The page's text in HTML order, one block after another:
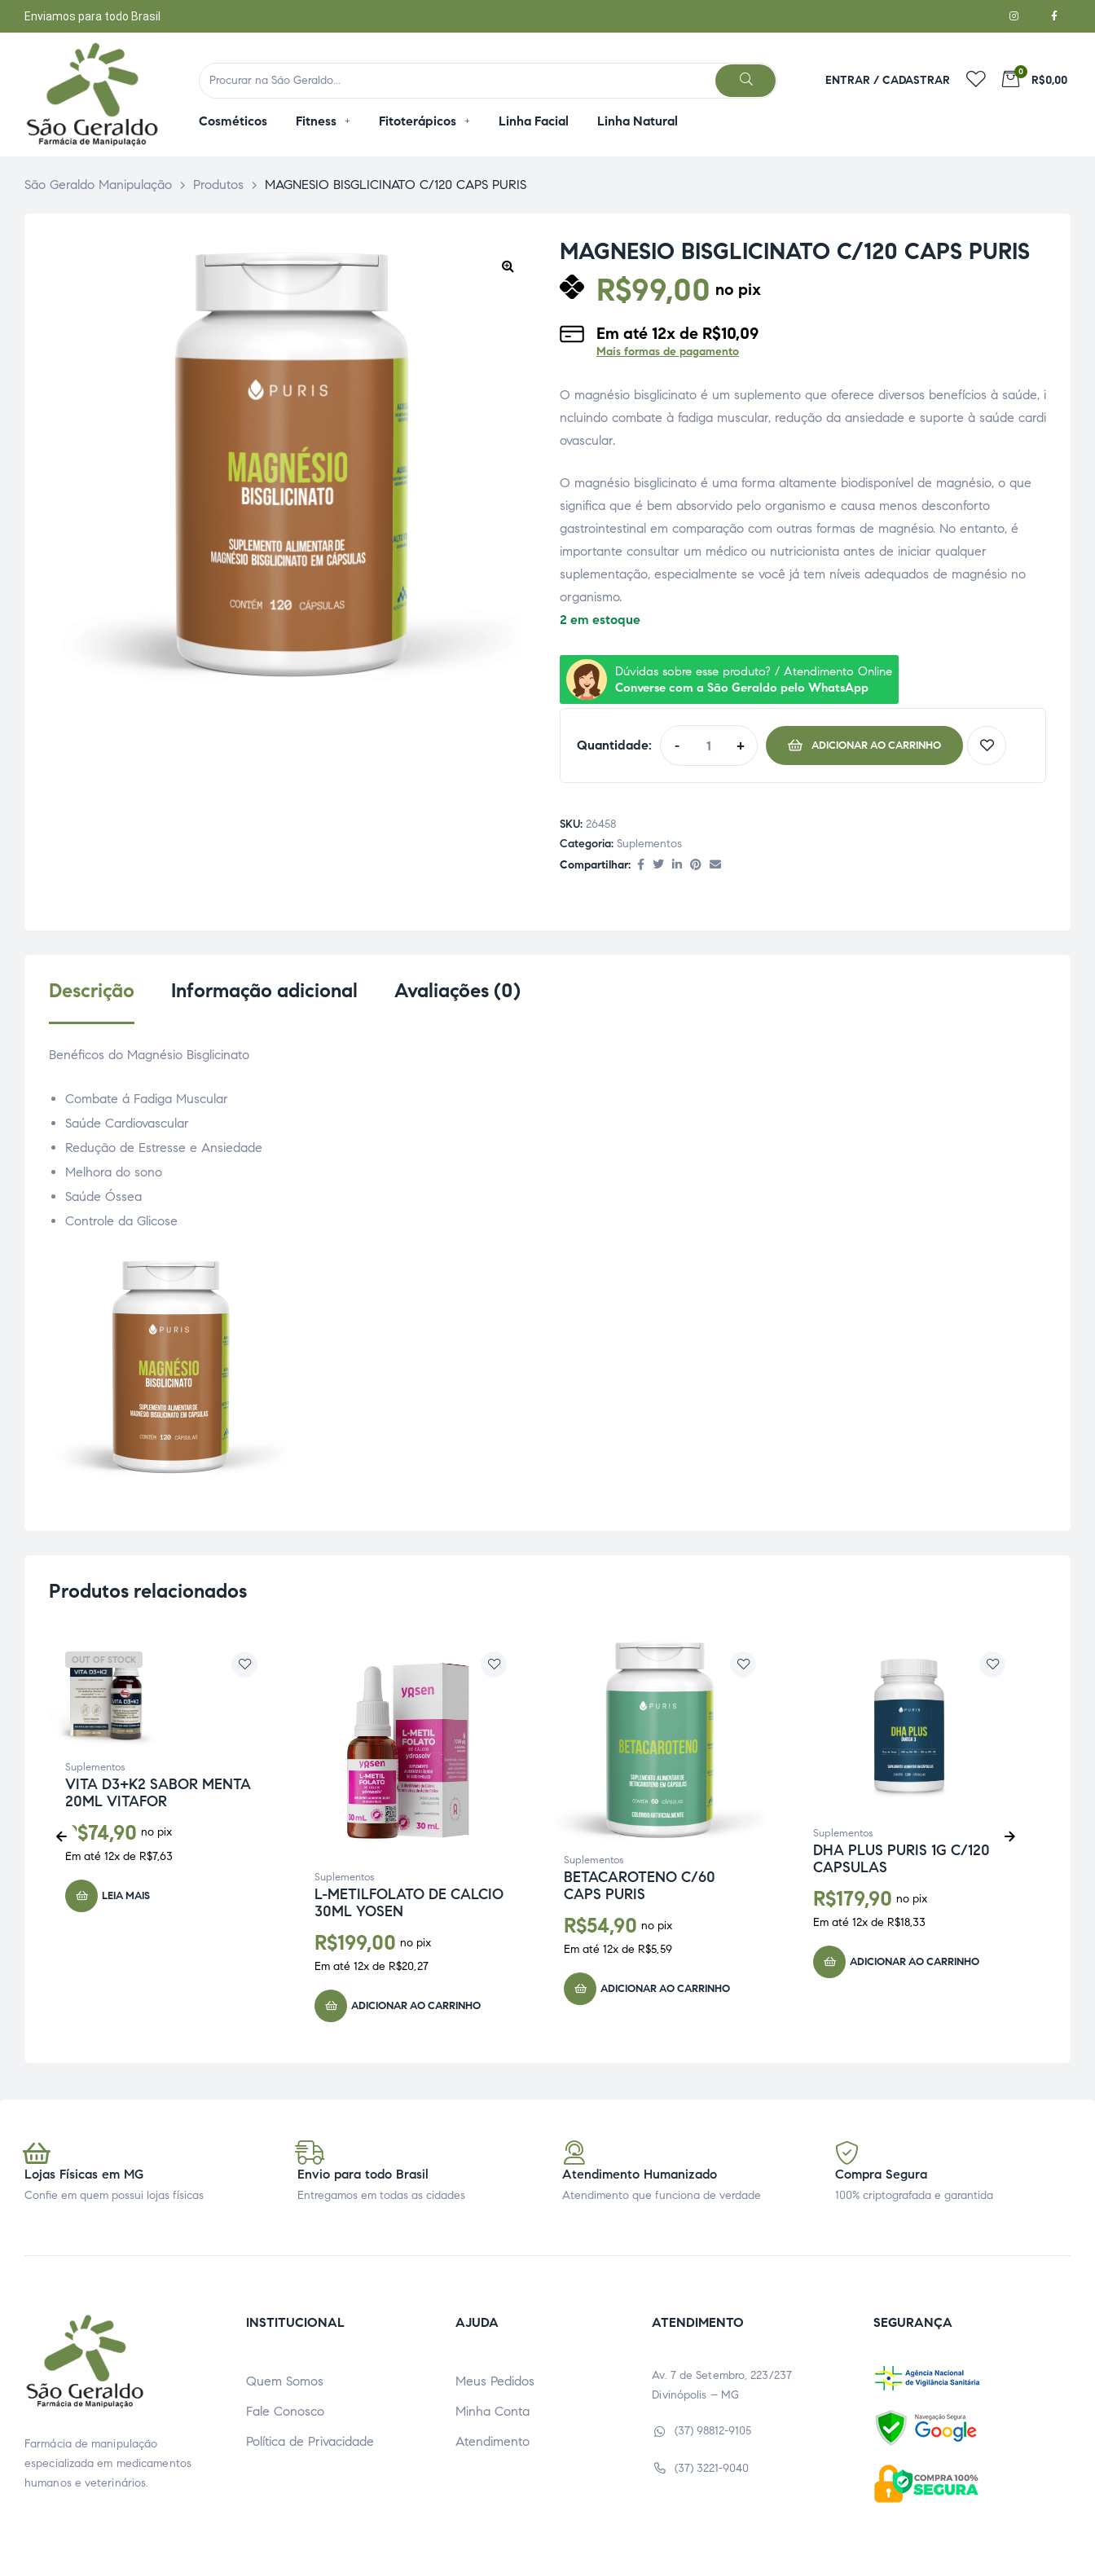
Enviamos para todo Brasil
ENTRAR / CADASTRAR
0
R$0,00
Cosméticos Fitness Fitoterápicos Linha Facial Linha Natural
São Geraldo Manipulação > Produtos > MAGNESIO BISGLICINATO C/120 CAPS PURIS
MAGNESIO BISGLICINATO C/120 CAPS PURIS
R$99,00 no pix
Em até 12x de R$10,09
Mais formas de pagamento
O magnésio bisglicinato é um suplemento que oferece diversos benefícios à saúde, i
ncluindo combate à fadiga muscular, redução da ansiedade e suporte à saúde cardi
ovascular.
O magnésio bisglicinato é uma forma altamente biodisponível de magnésio, o que
significa que é bem absorvido pelo organismo e causa menos desconforto
gastrointestinal em comparação com outras formas de magnésio. No entanto, é
importante consultar um médico ou nutricionista antes de iniciar qualquer
suplementação, especialmente se você já tem níveis adequados de magnésio no
organismo.
2 em estoque
Dúvidas sobre esse produto? / Atendimento Online
Converse com a São Geraldo pelo WhatsApp
Quantidade: - + ADICIONAR AO CARRINHO
SKU: 26458
Categoria: Suplementos
Compartilhar:
Descrição Informação adicional Avaliações (0)
Benéficos do Magnésio Bisglicinato
Combate á Fadiga Muscular
Saúde Cardiovascular
Redução de Estresse e Ansiedade
Melhora do sono
Saúde Óssea
Controle da Glicose
Produtos relacionados
OUT OF STOCK
Suplementos
VITA D3+K2 SABOR MENTA
20ML VITAFOR
R$74,90 no pix
Em até 12x de R$7,63
LEIA MAIS
Suplementos
L-METILFOLATO DE CALCIO
30ML YOSEN
R$199,00 no pix
Em até 12x de R$20,27
ADICIONAR AO CARRINHO
Suplementos
BETACAROTENO C/60
CAPS PURIS
R$54,90 no pix
Em até 12x de R$5,59
ADICIONAR AO CARRINHO
Suplementos
DHA PLUS PURIS 1G C/120
CAPSULAS
R$179,90 no pix
Em até 12x de R$18,33
ADICIONAR AO CARRINHO
Lojas Físicas em MG
Confie em quem possui lojas físicas
Envio para todo Brasil
Entregamos em todas as cidades
Atendimento Humanizado
Atendimento que funciona de verdade
Compra Segura
100% criptografada e garantida
Farmácia de manipulação
especializada em medicamentos
humanos e veterinários.
INSTITUCIONAL
Quem Somos
Fale Conosco
Política de Privacidade
AJUDA
Meus Pedidos
Minha Conta
Atendimento
ATENDIMENTO
Av. 7 de Setembro, 223/237
Divinópolis – MG
(37) 98812-9105
(37) 3221-9040
SEGURANÇA